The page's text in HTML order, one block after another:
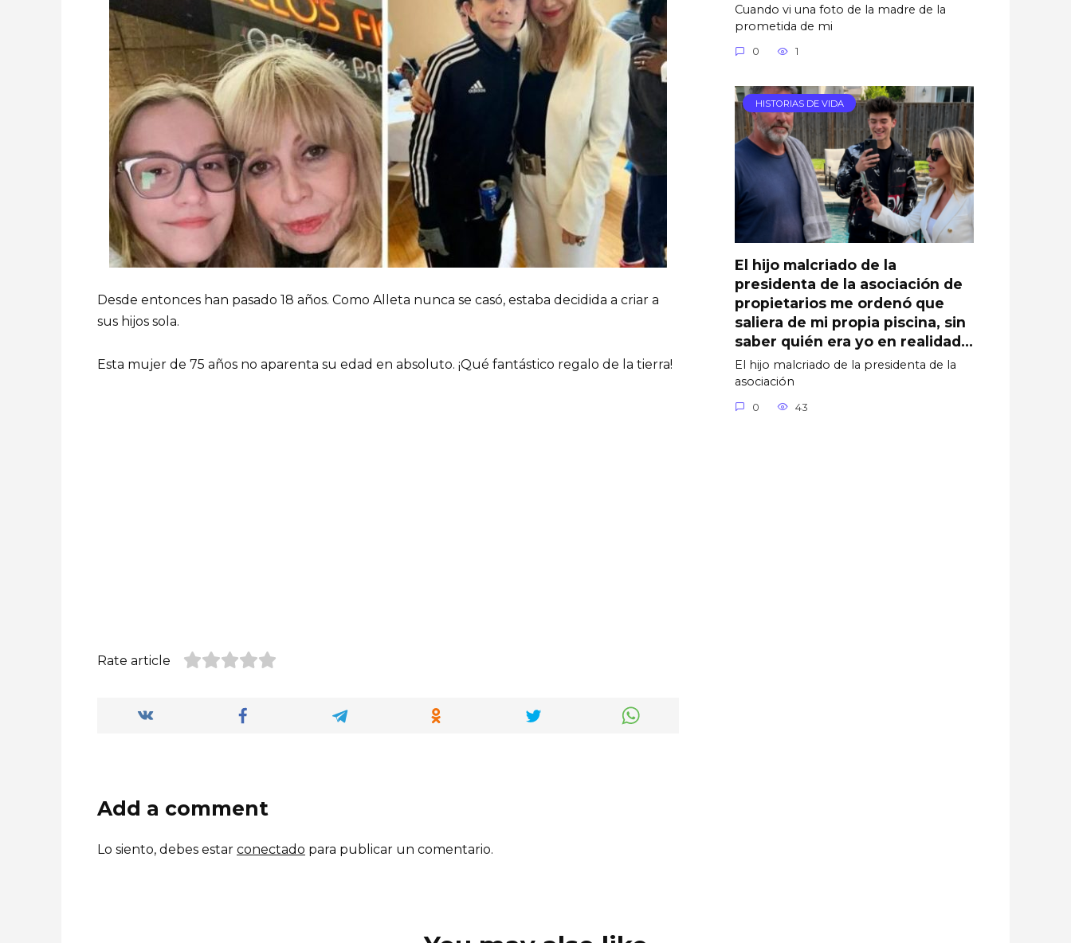
Desde entonces han pasado 18 años. Como Alleta nunca se casó, estaba decidida a criar a
sus hijos sola.
Esta mujer de 75 años no aparenta su edad en absoluto. ¡Qué fantástico regalo de la tierra!
Rate article
Add a comment
Lo siento, debes estar conectado para publicar un comentario.
Cuando vi una foto de la madre de la
prometida de mi
0 1
HISTORIAS DE VIDA
El hijo malcriado de la
presidenta de la asociación de
propietarios me ordenó que
saliera de mi propia piscina, sin
saber quién era yo en realidad…
El hijo malcriado de la presidenta de la
asociación
0 43